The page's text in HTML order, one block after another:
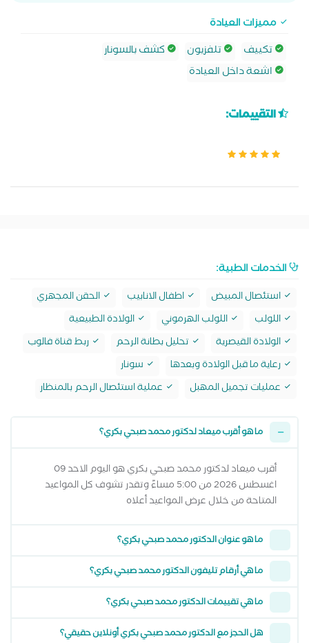
مميزات العيادة
تكييف
تلفزيون
كشف بالسونار
اشعة داخل العيادة
التقييمات:
الخدمات الطبية:
استئصال المبيض اطفال الانابيب
الحقن المجهري
اللولب
اللولب الهرموني
الولادة الطبيعية
الولادة القيصرية
تحليل بطانة الرحم
ربط قناة فالوب
رعاية ما قبل الولادة وبعدها
سونار
عمليات تجميل المهبل
عملية استئصال الرحم بالمنظار
ما هو أقرب ميعاد لدكتور محمد صبحي بكري؟
أقرب ميعاد لدكتور محمد صبحي بكري هو اليوم الاحد 09
اغسطس 2026 من 5:00 مساءً وتقدر تشوف كل المواعيد
المتاحة من خلال عرض المواعيد أعلاه
ما هو عنوان الدكتور محمد صبحي بكري؟
ما هي أرقام تليفون الدكتور محمد صبحي بكري؟
ما هي تقييمات الدكتور محمد صبحي بكري؟
هل الحجز مع الدكتور محمد صبحي بكري أونلاين حقيقي؟